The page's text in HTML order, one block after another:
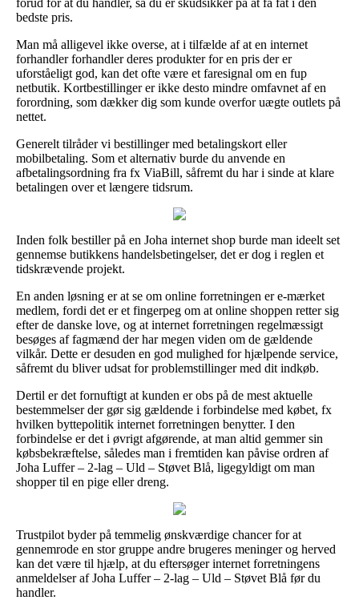
bedste pris.
Man må alligevel ikke overse, at i tilfælde af at en internet
forhandler forhandler deres produkter for en pris der er
uforståeligt god, kan det ofte være et faresignal om en fup
netbutik. Kortbestillinger er ikke desto mindre omfavnet af en
forordning, som dækker dig som kunde overfor uægte outlets på
nettet.
Generelt tilråder vi bestillinger med betalingskort eller
mobilbetaling. Som et alternativ burde du anvende en
afbetalingsordning fra fx ViaBill, såfremt du har i sinde at klare
betalingen over et længere tidsrum.
Inden folk bestiller på en Joha internet shop burde man ideelt set
gennemse butikkens handelsbetingelser, det er dog i reglen et
tidskrævende projekt.
En anden løsning er at se om online forretningen er e-mærket
medlem, fordi det er et fingerpeg om at online shoppen retter sig
efter de danske love, og at internet forretningen regelmæssigt
besøges af fagmænd der har megen viden om de gældende
vilkår. Dette er desuden en god mulighed for hjælpende service,
såfremt du bliver udsat for problemstillinger med dit indkøb.
Dertil er det fornuftigt at kunden er obs på de mest aktuelle
bestemmelser der gør sig gældende i forbindelse med købet, fx
hvilken byttepolitik internet forretningen benytter. I den
forbindelse er det i øvrigt afgørende, at man altid gemmer sin
købsbekræftelse, således man i fremtiden kan påvise ordren af
Joha Luffer – 2-lag – Uld – Støvet Blå, ligegyldigt om man
shopper til en pige eller dreng.
Trustpilot byder på temmelig ønskværdige chancer for at
gennemrode en stor gruppe andre brugeres meninger og herved
kan det være til hjælp, at du eftersøger internet forretningens
anmeldelser af Joha Luffer – 2-lag – Uld – Støvet Blå før du
handler.